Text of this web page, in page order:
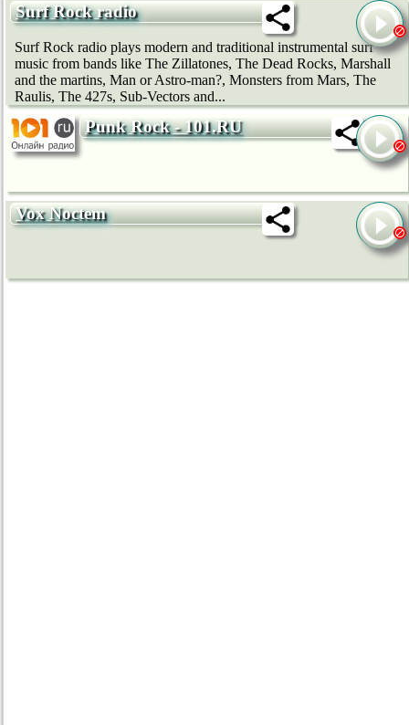
Surf Rock radio
Surf Rock radio plays modern and traditional instrumental surf
music from bands like The Zillatones, The Dead Rocks, Marshall
and the martins, Man or Astro-man?, Monsters from Mars, The
Raulis, The 427s, Sub-Vectors and...
Punk Rock - 101.RU
Vox Noctem